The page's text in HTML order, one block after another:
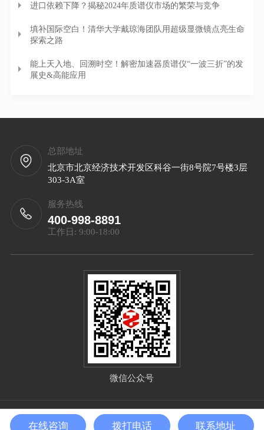
进口依赖下降？揭秘2024年质谱仪市场的繁荣与竞争
填补国际空白！清华大学戴琼海团队用超级显微镜点亮生命
探索之路
能上天入地、回溯时空！解密加速器质谱仪“一波三折”的发
展史&高能应用
总部地址
北京市北京经济技术开发区科谷一街8号院7号楼3层
303-3A室
服务热线
400-998-8891
工作日: 9:00-18:00
微信公众号
Copyright©2025 北京泰智技术发展有限公司 All Right
Reserved
备案号： 京ICP备2025132656号-1 sitemap.xml
在线咨询 拨打电话 联系地址